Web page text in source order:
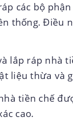
các bộ
thống. Điều
lắp ráp nhà
liệu thừa và
tiền chế
cao.